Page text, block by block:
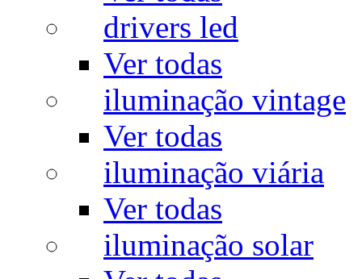
drivers led
Ver todas
iluminação vintage
Ver todas
iluminação viária
Ver todas
iluminação solar